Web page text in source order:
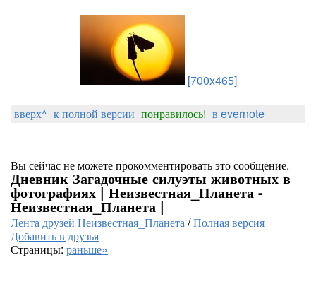
[700x465]
вверх^ к полной версии понравилось! в evernote
Вы сейчас не можете прокомментировать это сообщение.
Дневник Загадочные силуэты животных в
фотографиях | Неизвестная_Планета -
Неизвестная_Планета |
Лента друзей Неизвестная_Планета/Полная версия
Добавить в друзья
Страницы: раньше»